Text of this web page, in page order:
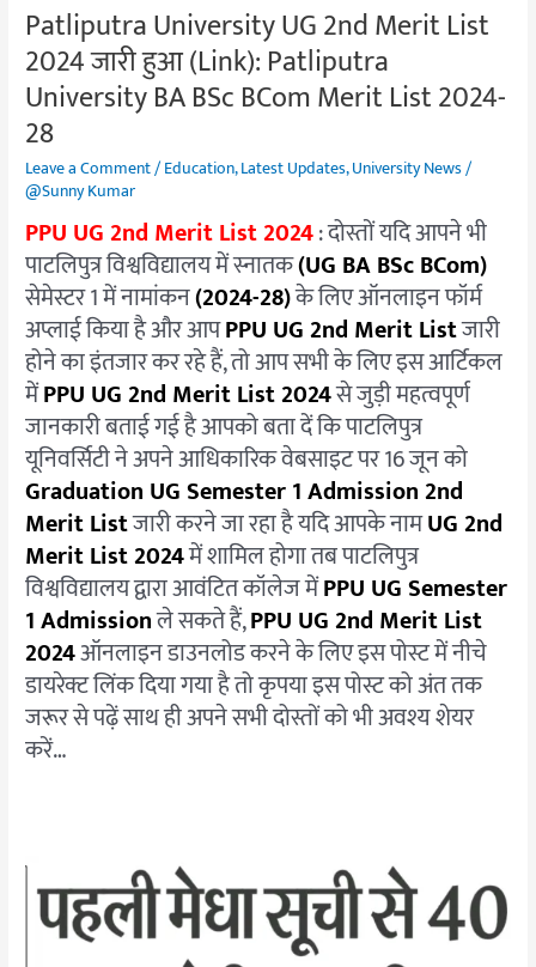
Patliputra University UG 2nd Merit List
2024 जारी हुआ (Link): Patliputra
University BA BSc BCom Merit List 2024-
28
Leave a Comment/Education,Latest Updates,University News/
@Sunny Kumar
PPU UG 2nd Merit List 2024: दोस्तों यदि आपने भी
पाटलिपुत्र विश्वविद्यालय में स्नातक(UG BA BSc BCom)
सेमेस्टर 1 में नामांकन(2024-28)के लिए ऑनलाइन फॉर्म
अप्लाई किया है और आपPPU UG 2nd Merit Listजारी
होने का इंतजार कर रहे हैं, तो आप सभी के लिए इस आर्टिकल
मेंPPU UG 2nd Merit List 2024से जुड़ी महत्वपूर्ण
जानकारी बताई गई है आपको बता दें कि पाटलिपुत्र
यूनिवर्सिटी ने अपने आधिकारिक वेबसाइट पर 16 जून को
Graduation UG Semester 1 Admission 2nd
Merit Listजारी करने जा रहा है यदि आपके नामUG 2nd
Merit List 2024में शामिल होगा तब पाटलिपुत्र
विश्वविद्यालय द्वारा आवंटित कॉलेज मेंPPU UG Semester
1 Admissionले सकते हैं,PPU UG 2nd Merit List
2024ऑनलाइन डाउनलोड करने के लिए इस पोस्ट में नीचे
डायरेक्ट लिंक दिया गया है तो कृपया इस पोस्ट को अंत तक
जरूर से पढ़ें साथ ही अपने सभी दोस्तों को भी अवश्य शेयर
करें…
Patliputra
University
BA
BSc
BCom
Merit
List
2024-
28